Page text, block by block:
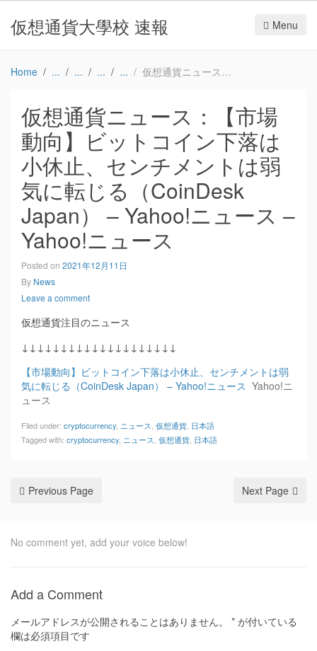
仮想通貨大學校 速報 Menu
Home 仮想通貨ニュース：【市場動向】ビットコイン下落は小休止、センチメントは弱気に転じる（CoinDesk Japan） – Yahoo!ニュース – Yahoo!ニュース
仮想通貨ニュース：【市場
動向】ビットコイン下落は
小休止、センチメントは弱
気に転じる（CoinDesk
Japan） – Yahoo!ニュース –
Yahoo!ニュース
Posted on 2021年12月11日
By News
Leave a comment
仮想通貨注目のニュース
↓↓↓↓↓↓↓↓↓↓↓↓↓↓↓↓↓↓↓↓
【市場動向】ビットコイン下落は小休止、センチメントは弱
気に転じる（CoinDesk Japan） – Yahoo!ニュース Yahoo!ニ
ュース
Filed under: cryptocurrency ニュース 仮想通貨 日本語
Tagged with: cryptocurrency ニュース 仮想通貨 日本語
Previous Page Next Page
No comment yet, add your voice below!
Add a Comment
メールアドレスが公開されることはありません。 * が付いている
欄は必須項目です